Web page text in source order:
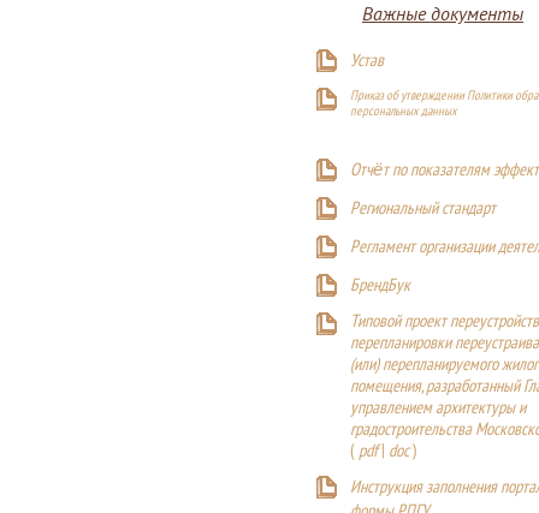
Важные документы
Устав
Приказ об утверждении Политики
персональных данных
Отчёт по показателям
Региональный стандарт
Регламент организации
БрендБук
Типовой проект
перепланировки
(или) перепланируемого
помещения, разработанный
управлением архитектуры и
градостроительства
( pdf| doc)
Инструкция заполнения